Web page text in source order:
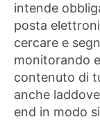
intende
posta
cercare e
monitorando
contenuto di
anche
end in modo